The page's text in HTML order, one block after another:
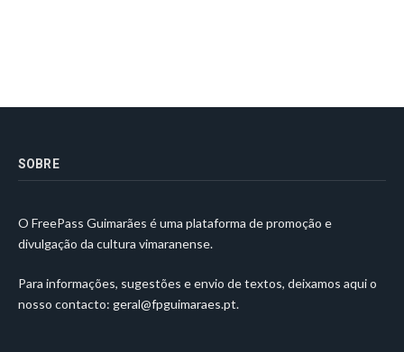
SOBRE
O FreePass Guimarães é uma plataforma de promoção e
divulgação da cultura vimaranense.
Para informações, sugestões e envio de textos, deixamos aqui o
nosso contacto: geral@fpguimaraes.pt.